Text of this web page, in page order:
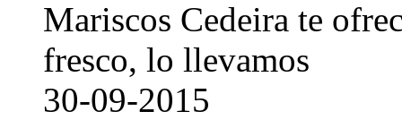
Mariscos Cedeira te
fresco, lo llevamos
30-09-2015